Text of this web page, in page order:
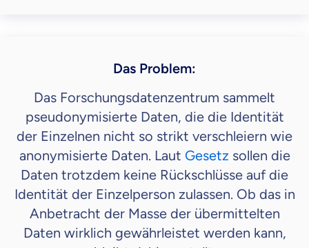
Das Problem:
Das Forschungsdatenzentrum sammelt
pseudonymisierte Daten, die die Identität
der Einzelnen nicht so strikt verschleiern wie
anonymisierte Daten. Laut Gesetz sollen die
Daten trotzdem keine Rückschlüsse auf die
Identität der Einzelperson zulassen. Ob das in
Anbetracht der Masse der übermittelten
Daten wirklich gewährleistet werden kann,